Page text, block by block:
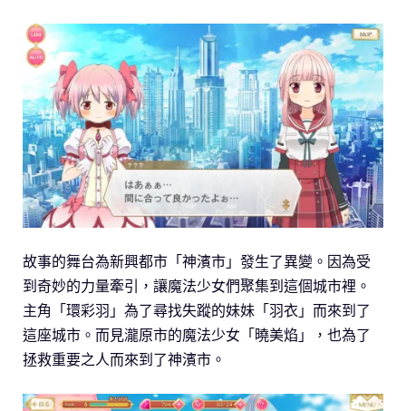
故事的舞台為新興都市「神濱市」發生了異變。因為受
到奇妙的力量牽引，讓魔法少女們聚集到這個城市裡。
主角「環彩羽」為了尋找失蹤的妹妹「羽衣」而來到了
這座城市。而見瀧原市的魔法少女「曉美焰」，也為了
拯救重要之人而來到了神濱市。